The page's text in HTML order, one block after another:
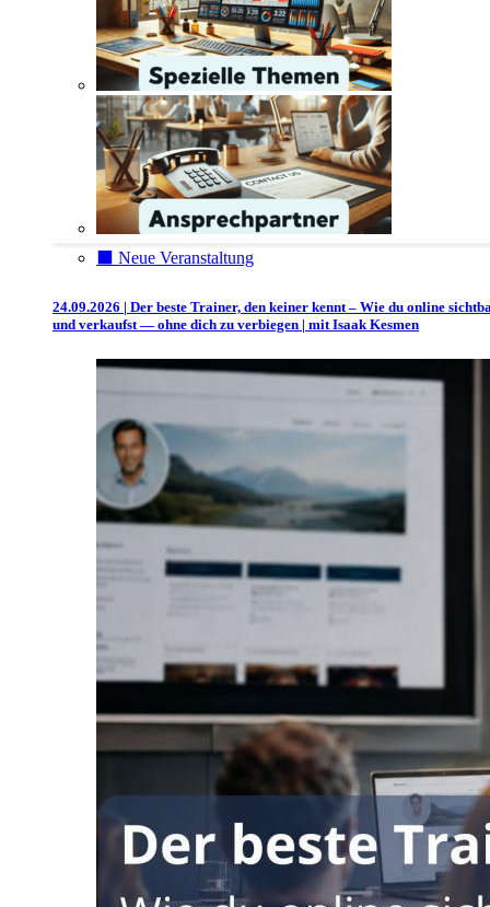
⬛️ Neue Veranstaltung
24.09.2026 | Der beste Trainer, den keiner kennt – Wie du online
und verkaufst — ohne dich zu verbiegen | mit Isaak Kesmen